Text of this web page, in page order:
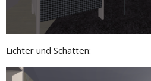
Lichter und Schatten: